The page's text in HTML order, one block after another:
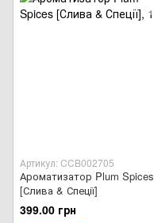
Артикул: CCB002705
Ароматизатор Plum Spices
[Слива & Спеції]
399.00 грн